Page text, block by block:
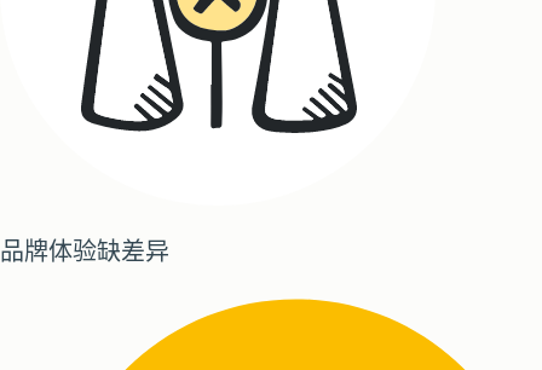
品牌体验缺差异